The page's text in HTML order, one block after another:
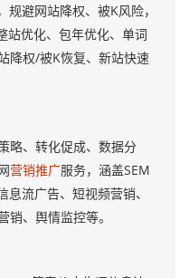
避网站降权、被K风险，
站优化、包年优化、单词
降权/被K恢复、新站快速
、转化促成、数据分
营销推广服务，涵盖SEM
流广告、短视频营销、
、舆情监控等。